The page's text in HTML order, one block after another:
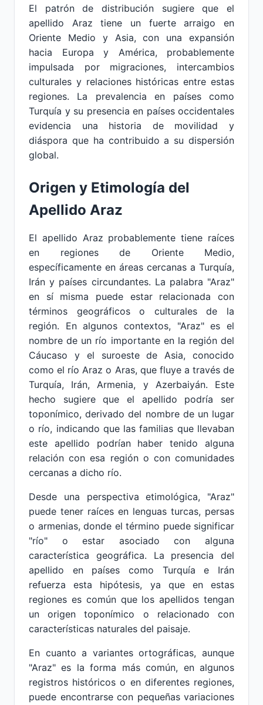
El patrón de distribución sugiere que el
apellido Araz tiene un fuerte arraigo en
Oriente Medio y Asia, con una expansión
hacia Europa y América, probablemente
impulsada por migraciones, intercambios
culturales y relaciones históricas entre estas
regiones. La prevalencia en países como
Turquía y su presencia en países occidentales
evidencia una historia de movilidad y
diáspora que ha contribuido a su dispersión
global.
Origen y Etimología del
Apellido Araz
El apellido Araz probablemente tiene raíces
en regiones de Oriente Medio,
específicamente en áreas cercanas a Turquía,
Irán y países circundantes. La palabra "Araz"
en sí misma puede estar relacionada con
términos geográficos o culturales de la
región. En algunos contextos, "Araz" es el
nombre de un río importante en la región del
Cáucaso y el suroeste de Asia, conocido
como el río Araz o Aras, que fluye a través de
Turquía, Irán, Armenia, y Azerbaiyán. Este
hecho sugiere que el apellido podría ser
toponímico, derivado del nombre de un lugar
o río, indicando que las familias que llevaban
este apellido podrían haber tenido alguna
relación con esa región o con comunidades
cercanas a dicho río.
Desde una perspectiva etimológica, "Araz"
puede tener raíces en lenguas turcas, persas
o armenias, donde el término puede significar
"río" o estar asociado con alguna
característica geográfica. La presencia del
apellido en países como Turquía e Irán
refuerza esta hipótesis, ya que en estas
regiones es común que los apellidos tengan
un origen toponímico o relacionado con
características naturales del paisaje.
En cuanto a variantes ortográficas, aunque
"Araz" es la forma más común, en algunos
registros históricos o en diferentes regiones,
puede encontrarse con pequeñas variaciones